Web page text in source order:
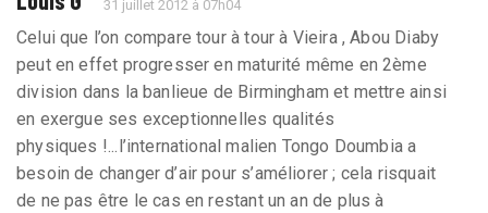
31 juillet 2012 à 07h04
Celui que l’on compare tour à tour à Vieira , Abou Diaby
peut en effet progresser en maturité même en 2ème
division dans la banlieue de Birmingham et mettre ainsi
en exergue ses exceptionnelles qualités
physiques !...l’international malien Tongo Doumbia a
besoin de changer d’air pour s’améliorer ; cela risquait
de ne pas être le cas en restant un an de plus à